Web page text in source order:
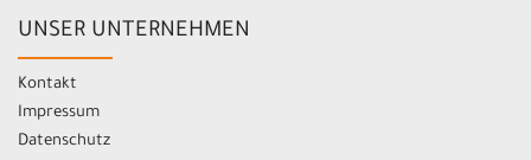
UNSER UNTERNEHMEN
Kontakt
Impressum
Datenschutz